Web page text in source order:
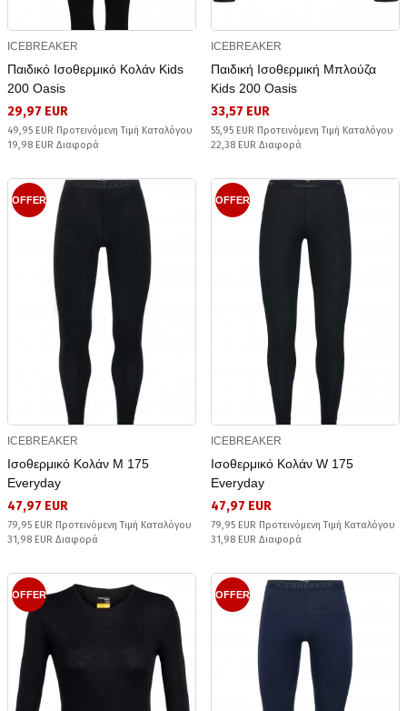
ICEBREAKER
Παιδικό Ισοθερμικό Κολάν Kids
200 Oasis
29,97 EUR
49,95 EUR Προτεινόμενη Τιμή Καταλόγου
19,98 EUR Διαφορά
ICEBREAKER
Παιδική Ισοθερμική Μπλούζα
Kids 200 Oasis
33,57 EUR
55,95 EUR Προτεινόμενη Τιμή Καταλόγου
22,38 EUR Διαφορά
OFFER
ICEBREAKER
Ισοθερμικό Κολάν M 175
Everyday
47,97 EUR
79,95 EUR Προτεινόμενη Τιμή Καταλόγου
31,98 EUR Διαφορά
OFFER
ICEBREAKER
Ισοθερμικό Κολάν W 175
Everyday
47,97 EUR
79,95 EUR Προτεινόμενη Τιμή Καταλόγου
31,98 EUR Διαφορά
OFFER OFFER